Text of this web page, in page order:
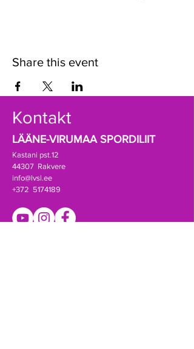
Share this event
Kontakt
LÄÄNE-VIRUMAA SPORDILIIT
Kastani pst.12
44307 Rakvere
info@lvsl.ee
+372 5174189